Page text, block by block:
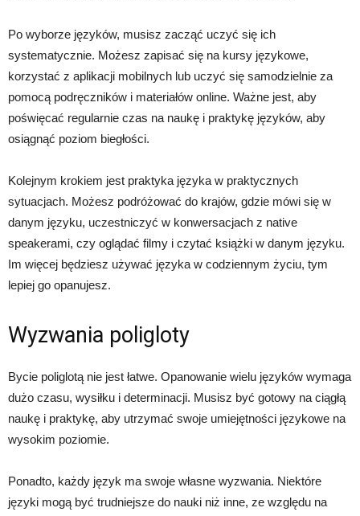
Po wyborze języków, musisz zacząć uczyć się ich
systematycznie. Możesz zapisać się na kursy językowe,
korzystać z aplikacji mobilnych lub uczyć się samodzielnie za
pomocą podręczników i materiałów online. Ważne jest, aby
poświęcać regularnie czas na naukę i praktykę języków, aby
osiągnąć poziom biegłości.
Kolejnym krokiem jest praktyka języka w praktycznych
sytuacjach. Możesz podróżować do krajów, gdzie mówi się w
danym języku, uczestniczyć w konwersacjach z native
speakerami, czy oglądać filmy i czytać książki w danym języku.
Im więcej będziesz używać języka w codziennym życiu, tym
lepiej go opanujesz.
Wyzwania poligloty
Bycie poliglotą nie jest łatwe. Opanowanie wielu języków wymaga
dużo czasu, wysiłku i determinacji. Musisz być gotowy na ciągłą
naukę i praktykę, aby utrzymać swoje umiejętności językowe na
wysokim poziomie.
Ponadto, każdy język ma swoje własne wyzwania. Niektóre
języki mogą być trudniejsze do nauki niż inne, ze względu na